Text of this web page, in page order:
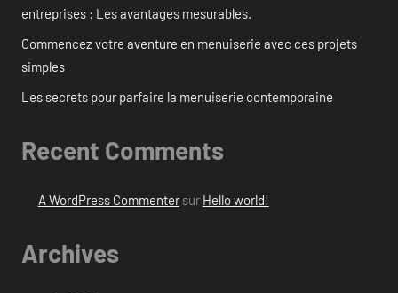
entreprises : Les avantages mesurables.
Commencez votre aventure en menuiserie avec ces projets
simples
Les secrets pour parfaire la menuiserie contemporaine
Recent Comments
A WordPress Commentersur Hello world!
Archives